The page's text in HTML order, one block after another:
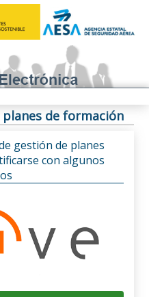
de formación
gestión de planes
con algunos